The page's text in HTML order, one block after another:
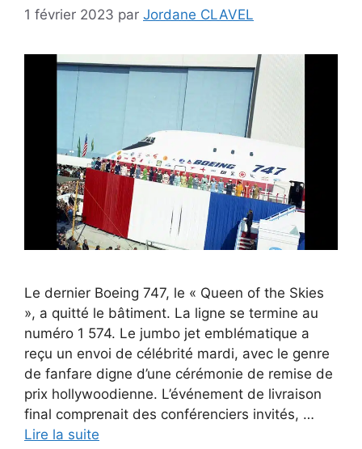
1 février 2023 par Jordane CLAVEL
Le dernier Boeing 747, le « Queen of the Skies
», a quitté le bâtiment. La ligne se termine au
numéro 1 574. Le jumbo jet emblématique a
reçu un envoi de célébrité mardi, avec le genre
de fanfare digne d’une cérémonie de remise de
prix hollywoodienne. L’événement de livraison
final comprenait des conférenciers invités, …
Lire la suite